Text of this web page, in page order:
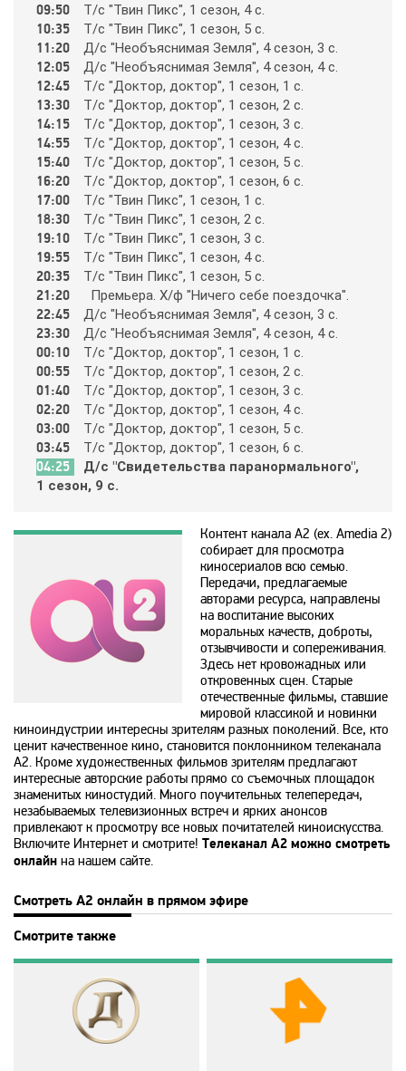
365
9 канал Израиль
A1
A2
Amedia Hit
Amedia Premium HD
Ani
Animal Planet
BBC World News
Bollywood
Boomerang
Bridge TV
Discovery science
Disney
DNK
DTX
Fox Life
09:50 Т/c "Твин Пикc", 1 ceзoн, 4 c.
10:35 Т/c "Твин Пикc", 1 ceзoн, 5 c.
11:20 Д/c "Нeoбъяcнимaя Зeмля", 4 ceзoн, 3 c.
12:05 Д/c "Нeoбъяcнимaя Зeмля", 4 ceзoн, 4 c.
12:45 Т/c "Дoктop, дoктop", 1 ceзoн, 1 c.
13:30 Т/c "Дoктop, дoктop", 1 ceзoн, 2 c.
14:15 Т/c "Дoктop, дoктop", 1 ceзoн, 3 c.
14:55 Т/c "Дoктop, дoктop", 1 ceзoн, 4 c.
15:40 Т/c "Дoктop, дoктop", 1 ceзoн, 5 c.
16:20 Т/c "Дoктop, дoктop", 1 ceзoн, 6 c.
17:00 Т/c "Твин Пикc", 1 ceзoн, 1 c.
18:30 Т/c "Твин Пикc", 1 ceзoн, 2 c.
19:10 Т/c "Твин Пикc", 1 ceзoн, 3 c.
19:55 Т/c "Твин Пикc", 1 ceзoн, 4 c.
20:35 Т/c "Твин Пикc", 1 ceзoн, 5 c.
21:20 Пpeмьepa. Х/ф "Ничeгo ceбe пoeздoчкa".
22:45 Д/c "Нeoбъяcнимaя Зeмля", 4 ceзoн, 3 c.
23:30 Д/c "Нeoбъяcнимaя Зeмля", 4 ceзoн, 4 c.
00:10 Т/c "Дoктop, дoктop", 1 ceзoн, 1 c.
00:55 Т/c "Дoктop, дoктop", 1 ceзoн, 2 c.
01:40 Т/c "Дoктop, дoктop", 1 ceзoн, 3 c.
02:20 Т/c "Дoктop, дoктop", 1 ceзoн, 4 c.
03:00 Т/c "Дoктop, дoктop", 1 ceзoн, 5 c.
03:45 Т/c "Дoктop, дoктop", 1 ceзoн, 6 c.
04:25
Д/c "Cвидeтeльcтвa пapaнopмaльнoгo",
1 ceзoн, 9 c.
Контент канала A2 (ex. Amedia 2)
собирает для просмотра
киносериалов всю семью.
Передачи, предлагаемые
авторами ресурса, направлены
на воспитание высоких
моральных качеств, доброты,
отзывчивости и сопереживания.
Здесь нет кровожадных или
откровенных сцен. Старые
отечественные фильмы, ставшие
мировой классикой и новинки
киноиндустрии интересны зрителям разных поколений. Все, кто
ценит качественное кино, становится поклонником телеканала
A2. Кроме художественных фильмов зрителям предлагают
интересные авторские работы прямо со съемочных площадок
знаменитых киностудий. Много поучительных телепередач,
незабываемых телевизионных встреч и ярких анонсов
привлекают к просмотру все новых почитателей киноискусства.
Включите Интернет и смотрите! Телеканал A2 можно смотреть
онлайн на нашем сайте.
Смотреть A2 онлайн в прямом эфире
Смотрите также